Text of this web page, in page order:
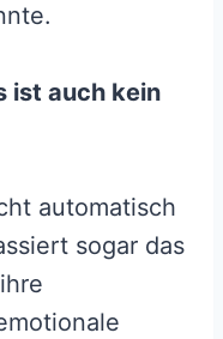
ist auch kein
automatisch
sogar das